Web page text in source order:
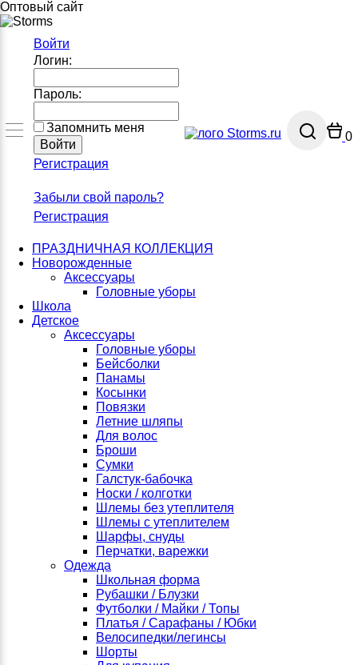
Оптовый сайт
Войти
Логин:
Пароль:
Запомнить меня
Регистрация
Забыли свой пароль?
Регистрация
0
ПРАЗДНИЧНАЯ КОЛЛЕКЦИЯ
Новорожденные
Аксессуары
Головные уборы
Школа
Детское
Аксессуары
Головные уборы
Бейсболки
Панамы
Косынки
Повязки
Летние шляпы
Для волос
Броши
Сумки
Галстук-бабочка
Носки / колготки
Шлемы без утеплителя
Шлемы с утеплителем
Шарфы, снуды
Перчатки, варежки
Одежда
Школьная форма
Рубашки / Блузки
Футболки / Майки / Топы
Платья / Сарафаны / Юбки
Велосипедки/легинсы
Шорты